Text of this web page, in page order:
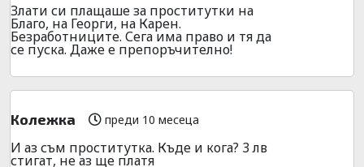
Злати си плащаше за проститутки на
Благо, на Георги, на Карен.
Безработниците. Сега има право и тя да
се пуска. Даже е препоръчително!
Колежка преди 10 месеца
И аз съм проститутка. Къде и кога? 3 лв
стигат, не аз ще платя